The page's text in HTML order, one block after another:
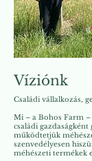
Víziónk
Családi vállalkozás,
Mi – a Bohos Farm
családi
működtetjük
szenvedélyesen
méhészeti termékek